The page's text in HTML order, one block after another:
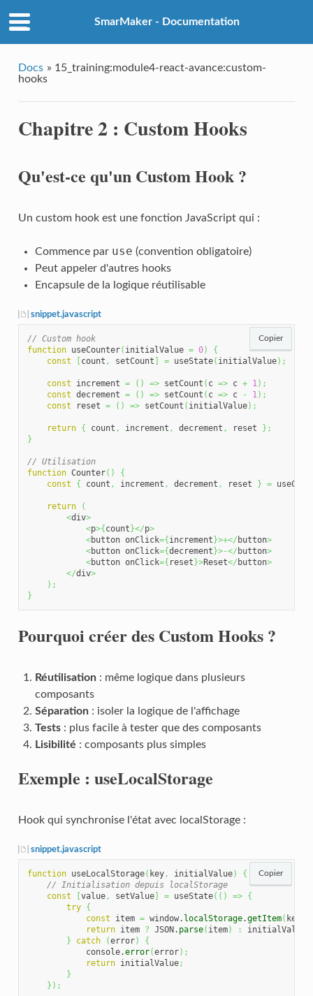
SmarMaker - Documentation
Docs » 15_training:module4-react-avance:custom-
hooks
Chapitre 2 : Custom Hooks
Qu'est-ce qu'un Custom Hook ?
Un custom hook est une fonction JavaScript qui :
Commence par use (convention obligatoire)
Peut appeler d'autres hooks
Encapsule de la logique réutilisable
snippet.javascript
// Custom hook
function useCounter( initialValue = 0)
{
const
[count , setCount ] = useState( initialValue) ;
const increment = ( ) => setCount ( c => c + 1 ) ;
const decrement = ( ) => setCount ( c => c - 1 ) ;
const reset = ( ) => setCount ( initialValue) ;
return { count , increment , decrement , reset } ;
}
// Utilisation
function Counter( )
{
const
{ count , increment , decrement , reset } =
return
(
<div>
<p>{count}</p>
<button onClick={increment}>+</ button>
<button onClick={decrement}>-</ button>
<button onClick={ reset}>Reset</ button>
</div>
) ;
}
Copier
Pourquoi créer des Custom Hooks ?
Réutilisation: même logique dans plusieurs
composants
Séparation: isoler la logique de l'affichage
Tests: plus facile à tester que des composants
Lisibilité : composants plus simples
Exemple : useLocalStorage
Hook qui synchronise l'état avec localStorage :
snippet.javascript
function useLocalStorage( key, initialValue)
{
// Initialisation depuis localStorage
const
[value, setValue] = useState( ( ) =>
{
try
{
const item = window. localStorage.getItem( key
return item ? JSON. parse( item) : initialValue
}
catch (error)
{
            console.
error(error) ;
return initialValue;
}
} ) ;
Copier